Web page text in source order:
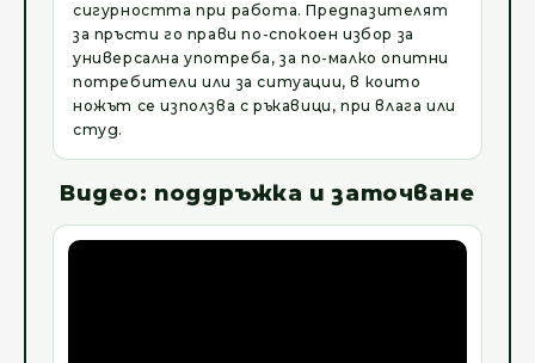
сигурността при работа. Предпазителят
за пръсти го прави по-спокоен избор за
универсална употреба, за по-малко опитни
потребители или за ситуации, в които
ножът се използва с ръкавици, при влага или
студ.
Видео: поддръжка и заточване